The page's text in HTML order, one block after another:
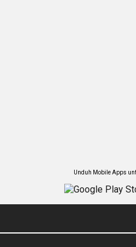
Unduh Mobile Apps